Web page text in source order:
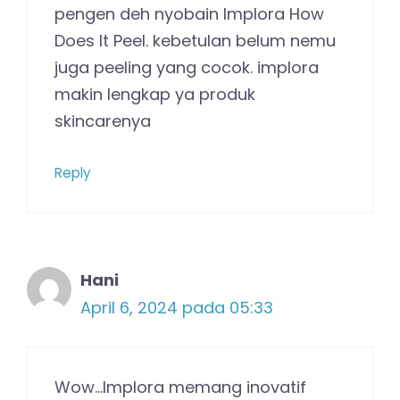
pengen deh nyobain Implora How
Does It Peel. kebetulan belum nemu
juga peeling yang cocok. implora
makin lengkap ya produk
skincarenya
Reply
Hani
April 6, 2024 pada 05:33
Wow…Implora memang inovatif